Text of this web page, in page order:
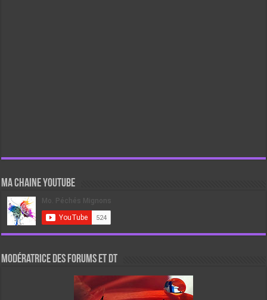
Ma chaine Youtube
Modératrice des forums et DT